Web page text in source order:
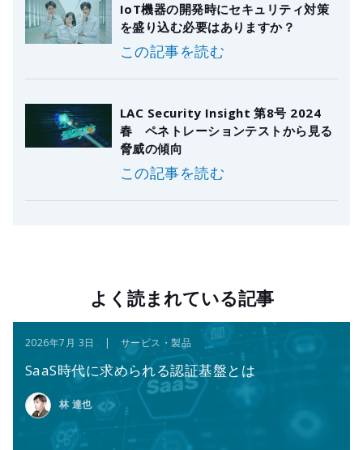
IoT機器の開発時にセキュリティ対策
を盛り込む必要はありますか？
この記事を読む
LAC Security Insight 第8号 2024
春 ペネトレーションテストから見る
脅威の傾向
この記事を読む
よく読まれている記事
2026年7月 3日 | サービス・製品
SaaS時代に求められる認証基盤とは
林 達也